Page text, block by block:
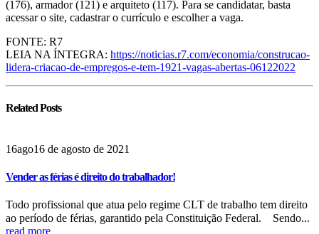
(176), armador (121) e arquiteto (117). Para se candidatar, basta
acessar o site, cadastrar o currículo e escolher a vaga.
FONTE: R7
LEIA NA ÍNTEGRA: https://noticias.r7.com/economia/construcao-
lidera-criacao-de-empregos-e-tem-1921-vagas-abertas-06122022
RelatedPosts
16ago16 de agosto de 2021
Vender as férias é direito do trabalhador!
Todo profissional que atua pelo regime CLT de trabalho tem direito
ao período de férias, garantido pela Constituição Federal.⠀ Sendo...
read more